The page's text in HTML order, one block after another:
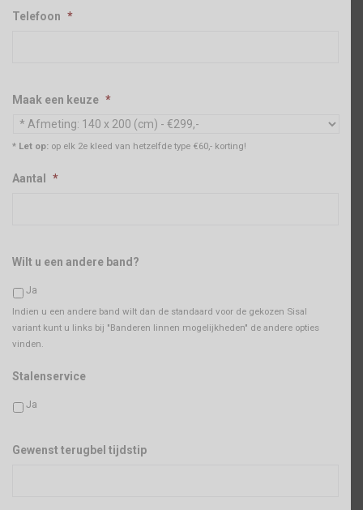
Telefoon *
Maak een keuze *
* Let op: op elk 2e kleed van hetzelfde type €60,- korting!
Aantal *
Wilt u een andere band?
Ja
Indien u een andere band wilt dan de standaard voor de gekozen Sisal
variant kunt u links bij "Banderen linnen mogelijkheden" de andere opties
vinden.
Stalenservice
Ja
Gewenst terugbel tijdstip